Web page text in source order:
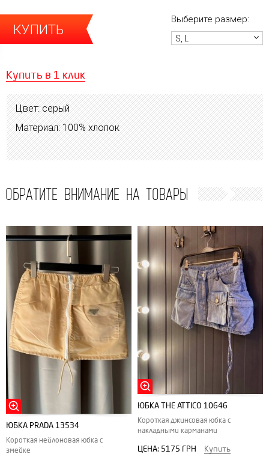
КУПИТЬ
Выберите размер:
S, L
Купить в 1 клик
Цвет: серый
Материал: 100% хлопок
ОБРАТИТЕ ВНИМАНИЕ НА ТОВАРЫ
ЮБКА PRADA 13534
Короткая нейлоновая юбка с
змейке
ЮБКА THE ATTICO 10646
Короткая джинсовая юбка с
накладными карманами
ЦЕНА: 5175 ГРН Купить